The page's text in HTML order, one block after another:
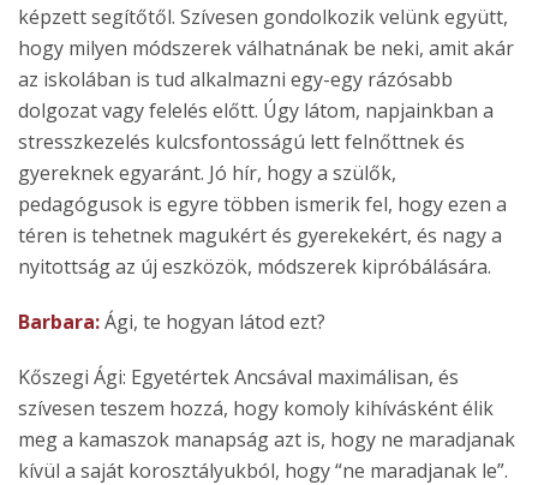
képzett segítőtől. Szívesen gondolkozik velünk együtt,
hogy milyen módszerek válhatnának be neki, amit akár
az iskolában is tud alkalmazni egy-egy rázósabb
dolgozat vagy felelés előtt. Úgy látom, napjainkban a
stresszkezelés kulcsfontosságú lett felnőttnek és
gyereknek egyaránt. Jó hír, hogy a szülők,
pedagógusok is egyre többen ismerik fel, hogy ezen a
téren is tehetnek magukért és gyerekekért, és nagy a
nyitottság az új eszközök, módszerek kipróbálására.
Barbara:Ági, te hogyan látod ezt?
Kőszegi Ági: Egyetértek Ancsával maximálisan, és
szívesen teszem hozzá, hogy komoly kihívásként élik
meg a kamaszok manapság azt is, hogy ne maradjanak
kívül a saját korosztályukból, hogy “ne maradjanak le”.